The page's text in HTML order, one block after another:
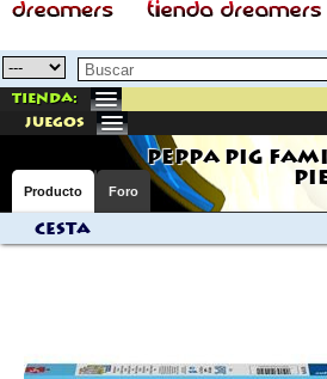
Tienda:
juegos
PEPPA PIG
Producto Foro
Cesta